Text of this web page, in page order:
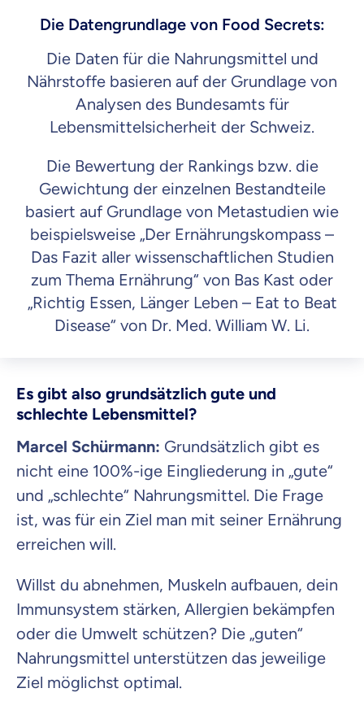
Die Datengrundlage von Food Secrets:
Die Daten für die Nahrungsmittel und
Nährstoffe basieren auf der Grundlage von
Analysen des Bundesamts für
Lebensmittelsicherheit der Schweiz.
Die Bewertung der Rankings bzw. die
Gewichtung der einzelnen Bestandteile
basiert auf Grundlage von Metastudien wie
beispielsweise „Der Ernährungskompass –
Das Fazit aller wissenschaftlichen Studien
zum Thema Ernährung“ von Bas Kast oder
„Richtig Essen, Länger Leben – Eat to Beat
Disease“ von Dr. Med. William W. Li.
Es gibt also grundsätzlich gute und
schlechte Lebensmittel?
Marcel Schürmann: Grundsätzlich gibt es
nicht eine 100%-ige Eingliederung in „gute“
und „schlechte“ Nahrungsmittel. Die Frage
ist, was für ein Ziel man mit seiner Ernährung
erreichen will.
Willst du abnehmen, Muskeln aufbauen, dein
Immunsystem stärken, Allergien bekämpfen
oder die Umwelt schützen? Die „guten“
Nahrungsmittel unterstützen das jeweilige
Ziel möglichst optimal.